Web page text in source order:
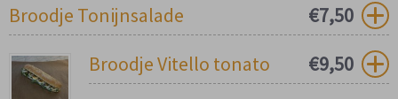
Broodje Tonijnsalade
€7,50
Broodje Vitello tonato
€9,50